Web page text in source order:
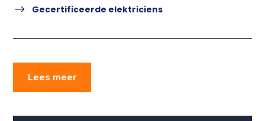
$ Gecertificeerde elektriciens
Lees meer